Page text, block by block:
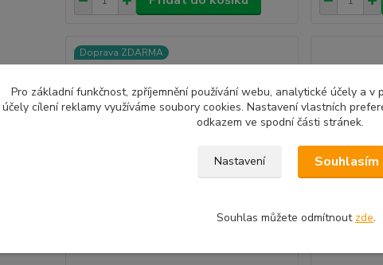
Doprava ZDARMA
Pro základní funkčnost, zpříjemnění používání webu, analytické účely a v
účely cílení reklamy využíváme soubory cookies. Nastavení vlastních
odkazem ve spodní části stránek.
Nastavení Souhlasím
Souhlas můžete odmítnout zde.